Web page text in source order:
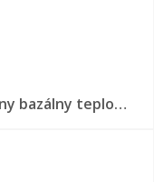
Teplomer JARES HS 501DB (Digitálny bazálny teplomer DT-02C)